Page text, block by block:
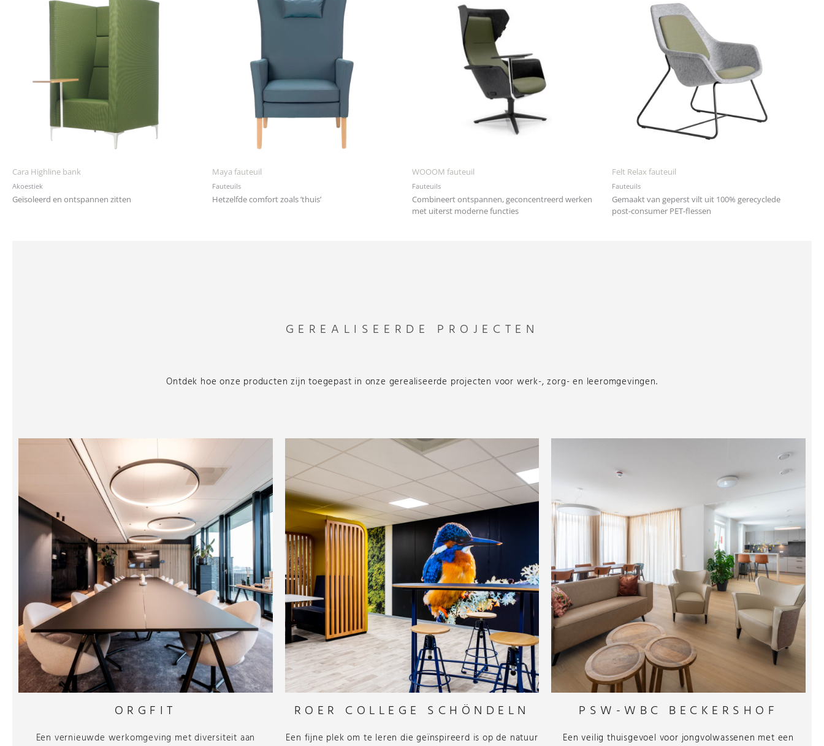
Cara Highline bank
Akoestiek
Geïsoleerd en ontspannen zitten
Maya fauteuil
Fauteuils
Hetzelfde comfort zoals ’thuis’
WOOOM fauteuil
Fauteuils
Combineert ontspannen, geconcentreerd werken
met uiterst moderne functies
Felt Relax fauteuil
Fauteuils
Gemaakt van geperst vilt uit 100% gerecyclede
post-consumer PET-flessen
GEREALISEERDE PROJECTEN
Ontdek hoe onze producten zijn toegepast in onze gerealiseerde projecten voor werk-, zorg- en leeromgevingen.
ORGFIT
Een vernieuwde werkomgeving met diversiteit aan
ROER COLLEGE SCHÖNDELN
Een fijne plek om te leren die geïnspireerd is op de natuur
PSW-WBC BECKERSHOF
Een veilig thuisgevoel voor jongvolwassenen met een